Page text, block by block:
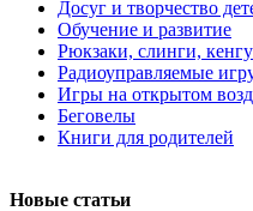
Досуг и творчество
Обучение и развитие
Рюкзаки, слинги,
Радиоуправляемые
Игры на открытом
Беговелы
Книги для родителей
Новые статьи